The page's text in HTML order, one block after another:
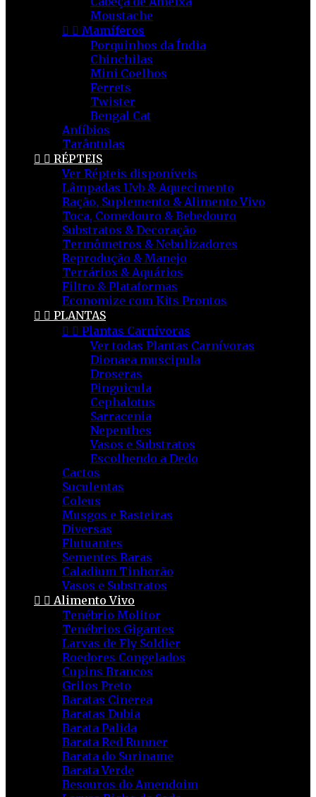
Moustache
  Mamíferos
Porquinhos da Índia
Chinchilas
Mini Coelhos
Ferrets
Twister
Bengal Cat
Anfíbios
Tarântulas
  RÉPTEIS
Ver Répteis disponíveis
Lâmpadas Uvb & Aquecimento
Ração, Suplemento & Alimento Vivo
Toca, Comedouro & Bebedouro
Substratos & Decoração
Termômetros & Nebulizadores
Reprodução & Manejo
Terrários & Aquários
Filtro & Plataformas
Economize com Kits Prontos
  PLANTAS
  Plantas Carnívoras
Ver todas Plantas Carnívoras
Dionaea muscipula
Droseras
Pinguicula
Cephalotus
Sarracenia
Nepenthes
Vasos e Substratos
Escolhendo a Dedo
Cactos
Suculentas
Coleus
Musgos e Rasteiras
Diversas
Flutuantes
Sementes Raras
Caladium Tinhorão
Vasos e Substratos
  Alimento Vivo
Tenébrio Molitor
Tenébrios Gigantes
Larvas de Fly Soldier
Roedores Congelados
Cupins Brancos
Grilos Preto
Baratas Cinerea
Baratas Dubia
Barata Palida
Barata Red Runner
Barata do Suriname
Barata Verde
Besouros do Amendoim